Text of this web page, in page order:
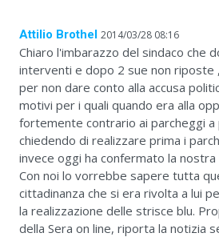
Attilio Brothel 2014/03/28 08:16
Chiaro l'imbarazzo del sindaco che
interventi e dopo 2 sue non riposte
per non dare conto alla accusa
motivi per i quali quando era alla
fortemente contrario ai parcheggi a
chiedendo di realizzare prima i
invece oggi ha confermato la
Con noi lo vorrebbe sapere tutta
cittadinanza che si era rivolta a lui
la realizzazione delle strisce blu.
della Sera on line, riporta la notizia